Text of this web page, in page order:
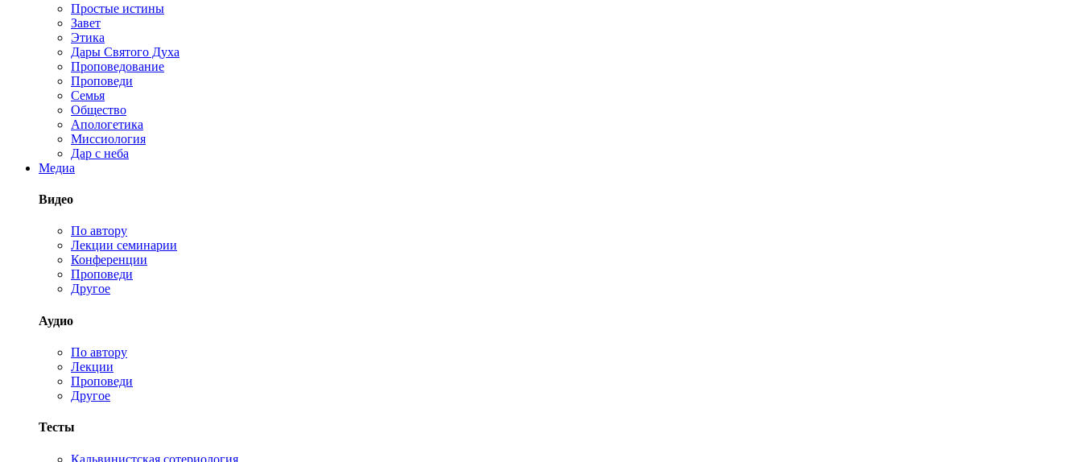
Простые истины
Завет
Этика
Дары Святого Духа
Проповедование
Проповеди
Семья
Общество
Апологетика
Миссиология
Дар с неба
Медиа
Видео
По автору
Лекции семинарии
Конференции
Проповеди
Другое
Аудио
По автору
Лекции
Проповеди
Другое
Тесты
Кальвинистская сотериология